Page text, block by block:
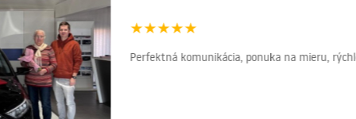
★★★★★
Perfektná komunikácia, ponuka na mieru,